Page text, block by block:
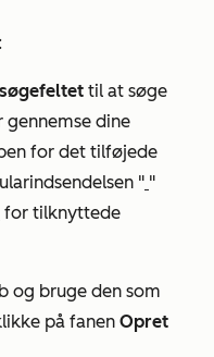
søgefeltet til at søge
dine
for det tilføjede
" "
for tilknyttede
og bruge den som
på fanen Opret